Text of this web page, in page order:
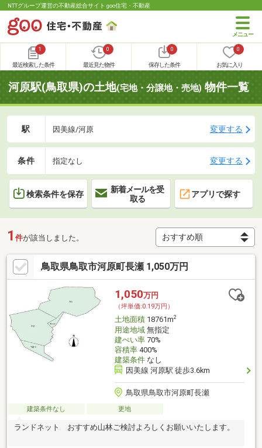
NTTグループ運営の不動産総合サイト goo住宅・不動産
1
最近検索した条件
0
最近見た物件
0
保存した条件
0
お気に入り
河原駅(鳥取県)の土地(宅地・分譲地・売地) 物件一覧
駅 因美線/河原 変更する
条件 指定なし 変更する
検索条件を保存
新着メールを受
取る
アプリで探す
1 件が該当しました。
鳥取県鳥取市河原町長瀬 1,050万円
1,050万円
（坪単価:0.19万円）
土地面積18761m2
用途地域無指定
建ぺい率70%
容積率400%
建築条件なし
因美線 河原駅 徒歩3.6km
鳥取県鳥取市河原町長瀬
建築条件なし 更地
ランドネット おすすめ山林ご検討よろしくお願いいたします。